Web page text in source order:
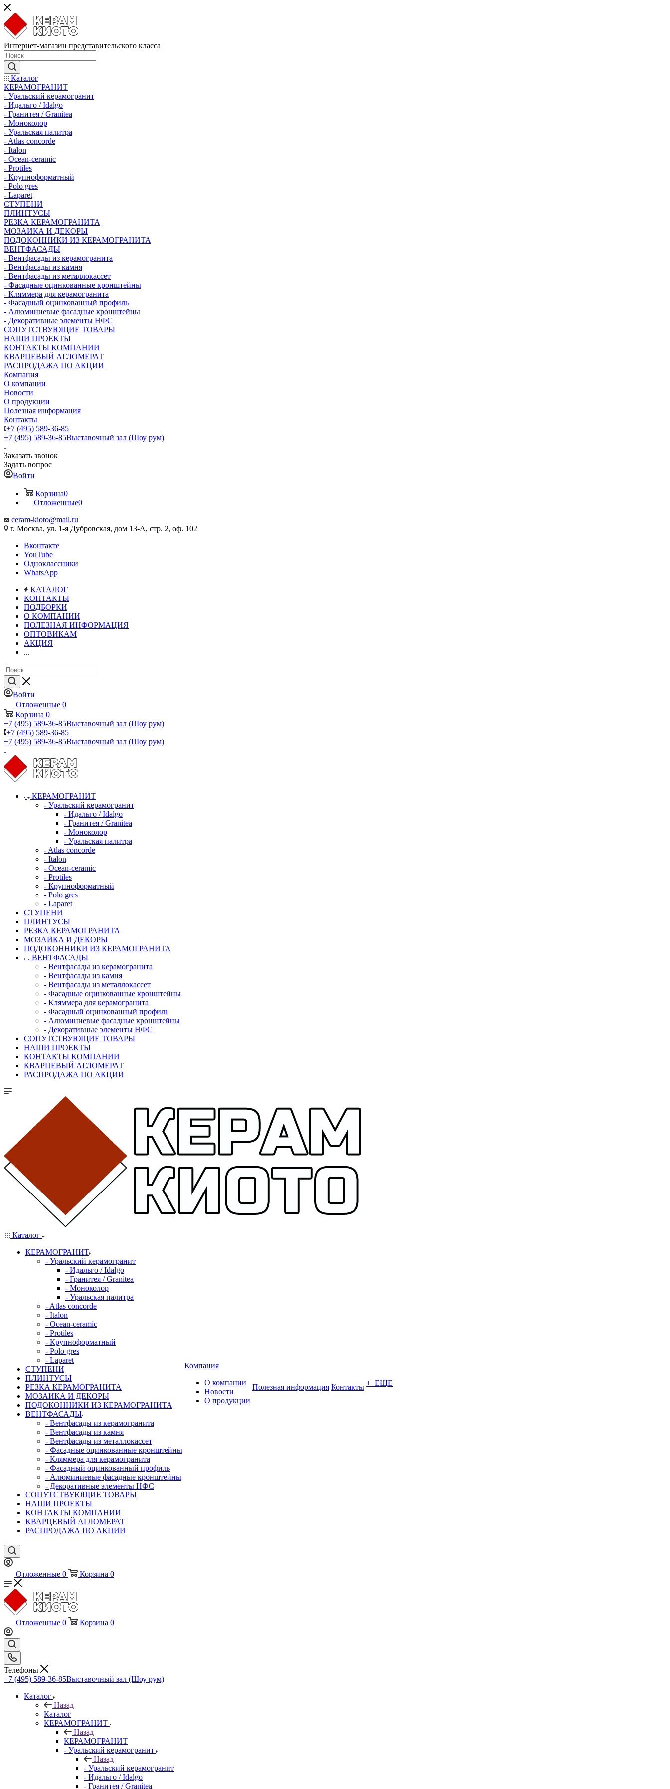
Интернет-магазин представительского класса
Каталог
КЕРАМОГРАНИТ
- Уральский керамогранит
- Идальго / Idalgo
- Гранитея / Granitea
- Моноколор
- Уральская палитра
- Atlas concorde
- Italon
- Ocean-ceramic
- Protiles
- Крупноформатный
- Polo gres
- Laparet
СТУПЕНИ
ПЛИНТУСЫ
РЕЗКА КЕРАМОГРАНИТА
МОЗАИКА И ДЕКОРЫ
ПОДОКОННИКИ ИЗ КЕРАМОГРАНИТА
ВЕНТФАСАДЫ
- Вентфасады из керамогранита
- Вентфасады из камня
- Вентфасады из металлокассет
- Фасадные оцинкованные кронштейны
- Кляммера для керамогранита
- Фасадный оцинкованный профиль
- Алюминиевые фасадные кронштейны
- Декоративные элементы НФС
СОПУТСТВУЮЩИЕ ТОВАРЫ
НАШИ ПРОЕКТЫ
КОНТАКТЫ КОМПАНИИ
КВАРЦЕВЫЙ АГЛОМЕРАТ
РАСПРОДАЖА ПО АКЦИИ
Компания
О компании
Новости
О продукции
Полезная информация
Контакты
+7 (495) 589-36-85
+7 (495) 589-36-85Выставочный зал (Шоу рум)
Заказать звонок
Задать вопрос
Войти
Корзина0
Отложенные0
ceram-kioto@mail.ru
г. Москва, ул. 1-я Дубровская, дом 13-А, стр. 2, оф. 102
Вконтакте
YouTube
Одноклассники
WhatsApp
КАТАЛОГ
КОНТАКТЫ
ПОДБОРКИ
О КОМПАНИИ
ПОЛЕЗНАЯ ИНФОРМАЦИЯ
ОПТОВИКАМ
АКЦИЯ
...
Войти
Отложенные 0
Корзина 0
+7 (495) 589-36-85Выставочный зал (Шоу рум)
+7 (495) 589-36-85
+7 (495) 589-36-85Выставочный зал (Шоу рум)
КЕРАМОГРАНИТ
- Уральский керамогранит
- Идальго / Idalgo
- Гранитея / Granitea
- Моноколор
- Уральская палитра
- Atlas concorde
- Italon
- Ocean-ceramic
- Protiles
- Крупноформатный
- Polo gres
- Laparet
СТУПЕНИ
ПЛИНТУСЫ
РЕЗКА КЕРАМОГРАНИТА
МОЗАИКА И ДЕКОРЫ
ПОДОКОННИКИ ИЗ КЕРАМОГРАНИТА
ВЕНТФАСАДЫ
- Вентфасады из керамогранита
- Вентфасады из камня
- Вентфасады из металлокассет
- Фасадные оцинкованные кронштейны
- Кляммера для керамогранита
- Фасадный оцинкованный профиль
- Алюминиевые фасадные кронштейны
- Декоративные элементы НФС
СОПУТСТВУЮЩИЕ ТОВАРЫ
НАШИ ПРОЕКТЫ
КОНТАКТЫ КОМПАНИИ
КВАРЦЕВЫЙ АГЛОМЕРАТ
РАСПРОДАЖА ПО АКЦИИ
Каталог
КЕРАМОГРАНИТ
- Уральский керамогранит
- Идальго / Idalgo
- Гранитея / Granitea
- Моноколор
- Уральская палитра
- Atlas concorde
- Italon
- Ocean-ceramic
- Protiles
- Крупноформатный
- Polo gres
- Laparet
СТУПЕНИ
ПЛИНТУСЫ
РЕЗКА КЕРАМОГРАНИТА
МОЗАИКА И ДЕКОРЫ
ПОДОКОННИКИ ИЗ КЕРАМОГРАНИТА
ВЕНТФАСАДЫ
- Вентфасады из керамогранита
- Вентфасады из камня
- Вентфасады из металлокассет
- Фасадные оцинкованные кронштейны
- Кляммера для керамогранита
- Фасадный оцинкованный профиль
- Алюминиевые фасадные кронштейны
- Декоративные элементы НФС
СОПУТСТВУЮЩИЕ ТОВАРЫ
НАШИ ПРОЕКТЫ
КОНТАКТЫ КОМПАНИИ
КВАРЦЕВЫЙ АГЛОМЕРАТ
РАСПРОДАЖА ПО АКЦИИ
Компания
О компании
Новости
О продукции
Полезная информация Контакты + ЕЩЕ
Отложенные 0 Корзина 0
Отложенные 0 Корзина 0
Телефоны
+7 (495) 589-36-85Выставочный зал (Шоу рум)
Каталог
Назад
Каталог
КЕРАМОГРАНИТ
Назад
КЕРАМОГРАНИТ
- Уральский керамогранит
Назад
- Уральский керамогранит
- Идальго / Idalgo
- Гранитея / Granitea